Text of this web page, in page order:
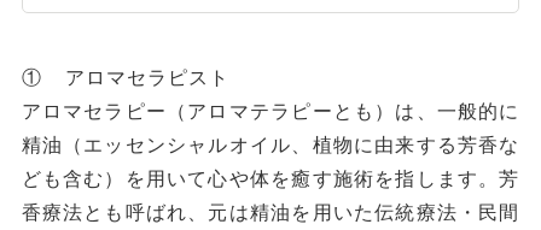
① アロマセラピスト
アロマセラピー（アロマテラピーとも）は、一般的に
精油（エッセンシャルオイル、植物に由来する芳香な
ども含む）を用いて心や体を癒す施術を指します。芳
香療法とも呼ばれ、元は精油を用いた伝統療法・民間